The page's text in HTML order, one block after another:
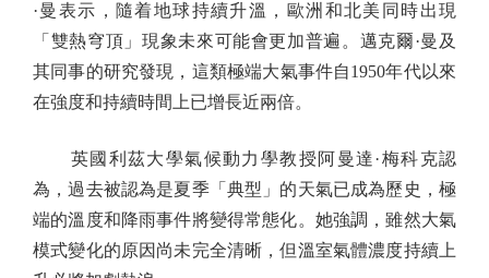
·曼表示，隨着地球持續升溫，歐洲和北美同時出現
「雙熱穹頂」現象未來可能會更加普遍。邁克爾·曼及
其同事的研究發現，這類極端大氣事件自1950年代以來
在強度和持續時間上已增長近兩倍。
英國利茲大學氣候動力學教授阿曼達·梅科克認
為，過去被認為是夏季「典型」的天氣已成為歷史，極
端的溫度和降雨事件將變得常態化。她強調，雖然大氣
模式變化的原因尚未完全清晰，但溫室氣體濃度持續上